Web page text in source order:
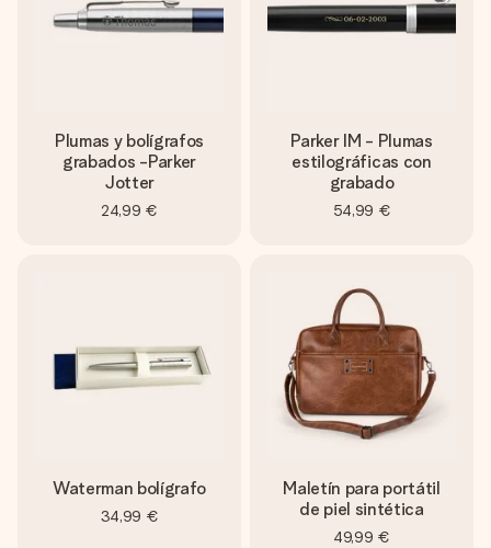
Plumas y bolígrafos
grabados -Parker
Jotter
24,99 €
Parker IM - Plumas
estilográficas con
grabado
54,99 €
Waterman bolígrafo
34,99 €
Maletín para portátil
de piel sintética
49,99 €